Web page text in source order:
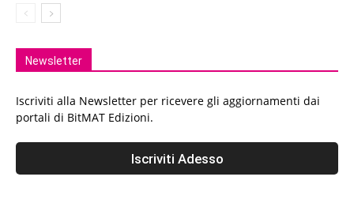
Newsletter
Iscriviti alla Newsletter per ricevere gli aggiornamenti dai
portali di BitMAT Edizioni.